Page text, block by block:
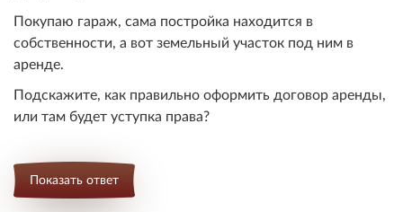
Покупаю гараж, сама постройка находится в
собственности, а вот земельный участок под ним в
аренде.
Подскажите, как правильно оформить договор аренды,
или там будет уступка права?
Показать ответ